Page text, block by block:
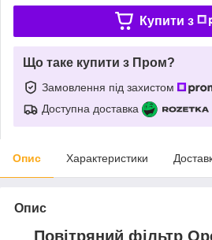
Купити з
Що таке купити з Пром?
Замовлення під захистом
Доступна доставка
Опис Характеристики
Опис
Повітряний фільтр